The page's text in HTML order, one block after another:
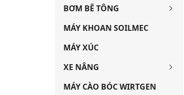
BƠM BÊ TÔNG
MÁY KHOAN SOILMEC
MÁY XÚC
XE NÂNG
MÁY CÀO BÓC WIRTGEN